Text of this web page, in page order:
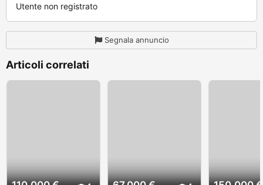
Utente non registrato
Segnala annuncio
Articoli correlati